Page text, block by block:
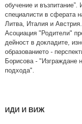
обучение и
специалисти в сферата
Литва, Италия и
Асоциация "Родители"
дейност в докладите,
образованието -
Борисова - "Изграждане
подхода".
ИДИ И ВИЖ